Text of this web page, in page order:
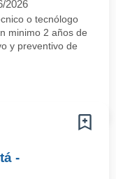
2026
o tecnólogo
minimo 2 años de
y preventivo de
-